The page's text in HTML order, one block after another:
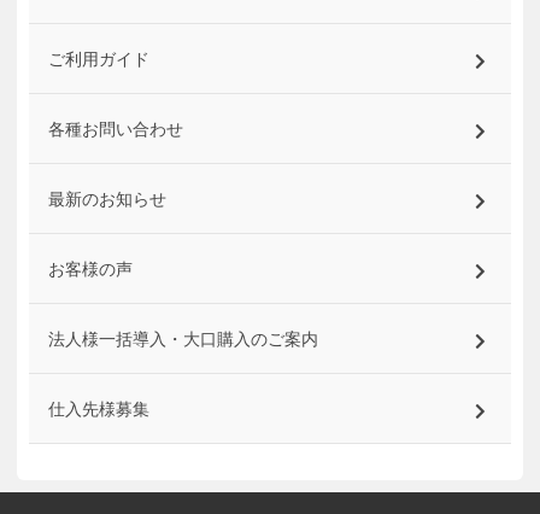
ご利用ガイド
各種お問い合わせ
最新のお知らせ
お客様の声
法人様一括導入・大口購入のご案内
仕入先様募集